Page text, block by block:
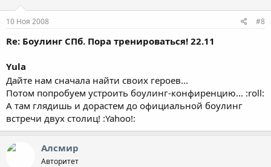
10 Ноя 2008 #8
Re: Боулинг СПб. Пора тренироваться! 22.11
Yula
Дайте нам сначала найти своих героев...
Потом попробуем устроить боулинг-конфиренцию... :roll:
А там глядишь и дорастем до официальной боулинг
встречи двух столиц! :Yahoo!:
Алсмир
Авторитет